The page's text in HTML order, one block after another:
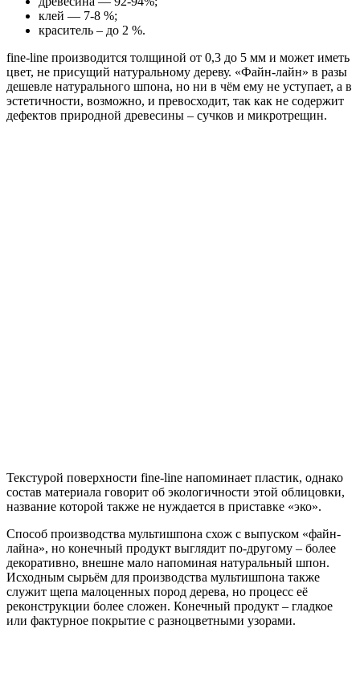
клей — 7-8 %;
краситель – до 2 %.
fine-line производится толщиной от 0,3 до 5 мм и может иметь
цвет, не присущий натуральному дереву. «Файн-лайн» в разы
дешевле натурального шпона, но ни в чём ему не уступает, а в
эстетичности, возможно, и превосходит, так как не содержит
дефектов природной древесины – сучков и микротрещин.
Текстурой поверхности fine-line напоминает пластик, однако
состав материала говорит об экологичности этой облицовки,
название которой также не нуждается в приставке «эко».
Способ производства мультишпона схож с выпуском «файн-
лайна», но конечный продукт выглядит по-другому – более
декоративно, внешне мало напоминая натуральный шпон.
Исходным сырьём для производства мультишпона также
служит щепа малоценных пород дерева, но процесс её
реконструкции более сложен. Конечный продукт – гладкое
или фактурное покрытие с разноцветными узорами.